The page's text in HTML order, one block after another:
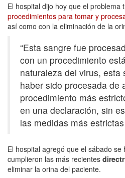
El hospital dijo hoy que el problema
procedimientos para tomar y
así como con la eliminación de la
“Esta sangre fue
con un procedimiento
naturaleza del virus, esta
haber sido procesada de
procedimiento más
en una declaración, sin
las medidas más
El hospital agregó que el sábado
cumplieron las más recientes
eliminar la orina del paciente.